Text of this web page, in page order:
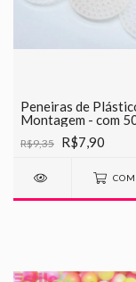
Peneiras de
Montagem - com
R$9,35 R$7,90